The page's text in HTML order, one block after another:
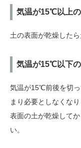
気温が15℃以上
土の表面が乾燥した
気温が15℃以下
気温が15℃前後を切
まり必要としなくなり
表面の土が乾燥して
い。